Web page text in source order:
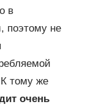
в
поэтому не
тому же
очень